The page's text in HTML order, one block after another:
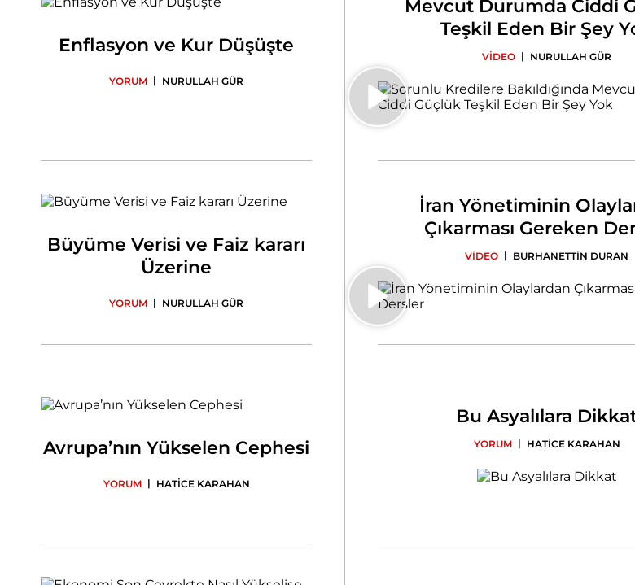
Enflasyon ve Kur Düşüşte
YORUM | NURULLAH GÜR
Mevcut Durumda Ciddi
Teşkil Eden Bir Şey
VİDEO | NURULLAH GÜR
Büyüme Verisi ve Faiz kararı
Üzerine
YORUM | NURULLAH GÜR
İran Yönetiminin
Çıkarması Gereken
VİDEO | BURHANETTİN DURAN
Avrupa’nın Yükselen Cephesi
YORUM | HATİCE KARAHAN
Bu Asyalılara
YORUM | HATİCE KARAHAN